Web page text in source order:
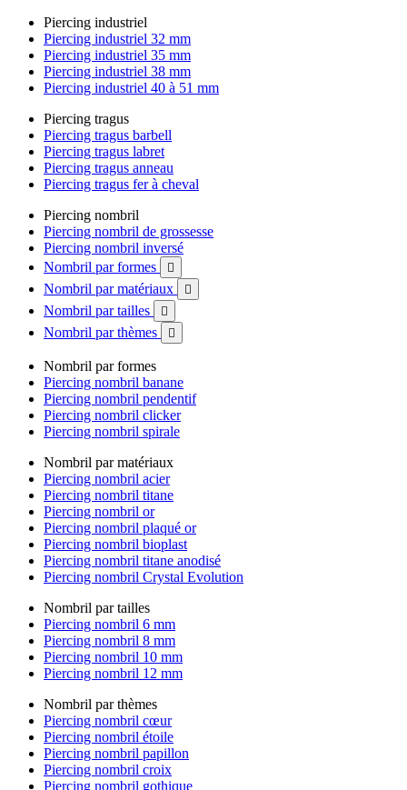
Piercing industriel
Piercing industriel 32 mm
Piercing industriel 35 mm
Piercing industriel 38 mm
Piercing industriel 40 à 51 mm
Piercing tragus
Piercing tragus barbell
Piercing tragus labret
Piercing tragus anneau
Piercing tragus fer à cheval
Piercing nombril
Piercing nombril de grossesse
Piercing nombril inversé
Nombril par formes

Nombril par matériaux 
Nombril par tailles 
Nombril par thèmes 
Nombril par formes
Piercing nombril banane
Piercing nombril pendentif
Piercing nombril clicker
Piercing nombril spirale
Nombril par matériaux
Piercing nombril acier
Piercing nombril titane
Piercing nombril or
Piercing nombril plaqué or
Piercing nombril bioplast
Piercing nombril titane anodisé
Piercing nombril Crystal Evolution
Nombril par tailles
Piercing nombril 6 mm
Piercing nombril 8 mm
Piercing nombril 10 mm
Piercing nombril 12 mm
Nombril par thèmes
Piercing nombril cœur
Piercing nombril étoile
Piercing nombril papillon
Piercing nombril croix
Piercing nombril gothique